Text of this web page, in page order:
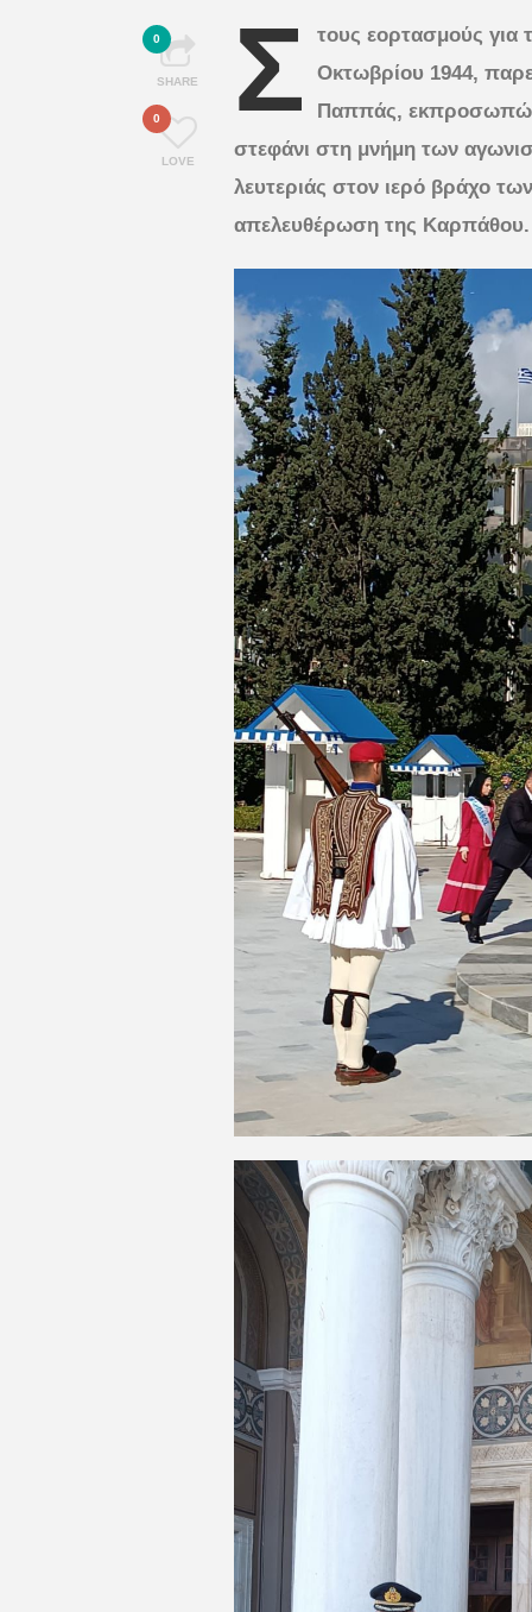
0
SHARE
0
LOVE
Σ
τους εορτασμούς για
Οκτωβρίου 1944,
Παππάς,
στεφάνι στη μνήμη των
λευτεριάς στον ιερό βράχο
απελευθέρωση της Καρπάθου.